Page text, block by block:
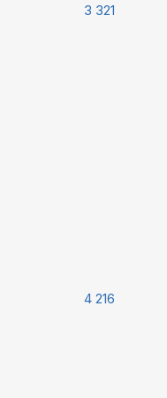
3 321
4 216